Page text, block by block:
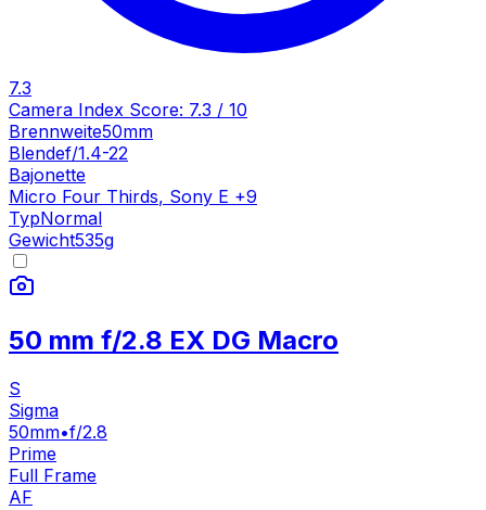
7.3
Camera Index Score: 7.3 / 10
Brennweite50mm
Blendef/1.4-22
Bajonette
Micro Four Thirds, Sony E +9
TypNormal
Gewicht535g
50 mm f/2.8 EX DG Macro
S
Sigma
50mm•f/2.8
Prime
Full Frame
AF